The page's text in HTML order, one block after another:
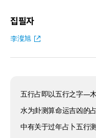
집필자
李澯旭
五行占即以五行之字—木
水为卦测算命运吉凶的
中有关于过年占卜五行